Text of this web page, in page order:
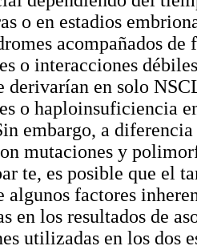
o en estadios
acompañados
o interacciones
derivarían en solo
o haploinsuficiencia
embargo, a
mutaciones y
te, es posible que el
algunos factores
en los resultados de
utilizadas en los dos